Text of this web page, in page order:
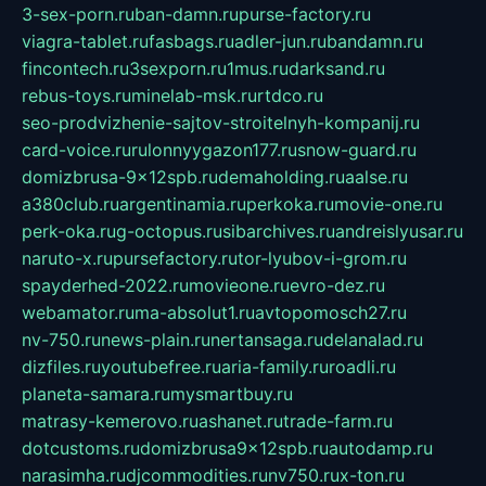
3-sex-porn.ruban-damn.rupurse-factory.ru
viagra-tablet.rufasbags.ruadler-jun.rubandamn.ru
fincontech.ru3sexporn.ru1mus.rudarksand.ru
rebus-toys.ruminelab-msk.rurtdco.ru
seo-prodvizhenie-sajtov-stroitelnyh-kompanij.ru
card-voice.rurulonnyygazon177.rusnow-guard.ru
domizbrusa-9x12spb.rudemaholding.ruaalse.ru
a380club.ruargentinamia.ruperkoka.rumovie-one.ru
perk-oka.rug-octopus.rusibarchives.ruandreislyusar.ru
naruto-x.rupursefactory.rutor-lyubov-i-grom.ru
spayderhed-2022.rumovieone.ruevro-dez.ru
webamator.ruma-absolut1.ruavtopomosch27.ru
nv-750.runews-plain.runertansaga.rudelanalad.ru
dizfiles.ruyoutubefree.ruaria-family.ruroadli.ru
planeta-samara.rumysmartbuy.ru
matrasy-kemerovo.ruashanet.rutrade-farm.ru
dotcustoms.rudomizbrusa9x12spb.ruautodamp.ru
narasimha.rudjcommodities.runv750.rux-ton.ru